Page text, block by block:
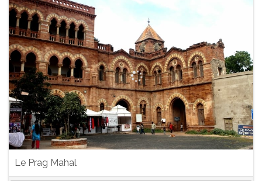
Le Prag Mahal